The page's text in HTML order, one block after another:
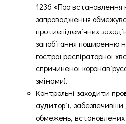
1236 «Про встановлення
запровадження
протиепідемічних
запобігання поширенню
гострої респіраторної
спричиненої
змінами).
Контрольні заходити
аудиторії,
обмежень,